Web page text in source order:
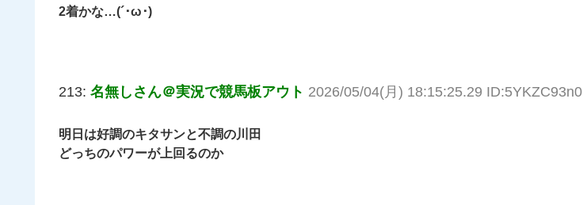
2着かな…(´･ω･)
213: 名無しさん＠実況で競馬板アウト 2026/05/04(月) 18:15:25.29 ID:5YKZC93n0
明日は好調のキタサンと不調の川田
どっちのパワーが上回るのか